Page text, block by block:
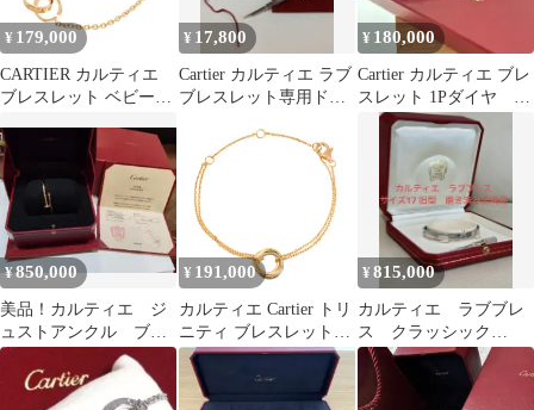
¥ 179,000
CARTIER カルティエ
ブレスレット ベビーラ
¥ 17,800
Cartier カルティエ ラブ
ブレスレット専用ドラ
¥ 180,000
Cartier カルティエ ブレ
スレット 1Pダイヤ
¥850,000
美品！カルティエ ジ
ュストアンクル ブレ
スレット 18 ピンク
ゴールド ダイヤ
¥ 191,000
カルティエ Cartier トリ
ニティ ブレスレット
15cm K18 YG WG PG
750 スリーゴールド ス
リーカラー Trinity【証
¥815,000
カルティエ ラブブレ
ス クラッシック
WG 17 旧型磨き済